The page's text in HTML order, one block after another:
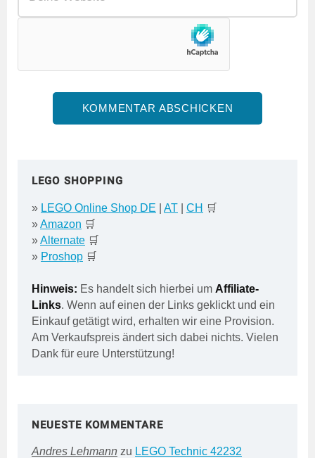
LEGO SHOPPING
» LEGO Online Shop DE AT CH 🛒
»Amazon 🛒
»Alternate 🛒
» Proshop 🛒
Hinweis: Es handelt sich hierbei um Affiliate-
Links. Wenn auf einen der Links geklickt und ein
Einkauf getätigt wird, erhalten wir eine Provision.
Am Verkaufspreis ändert sich dabei nichts. Vielen
Dank für eure Unterstützung!
NEUESTE KOMMENTARE
Andres Lehmann zu LEGO Technic 42232